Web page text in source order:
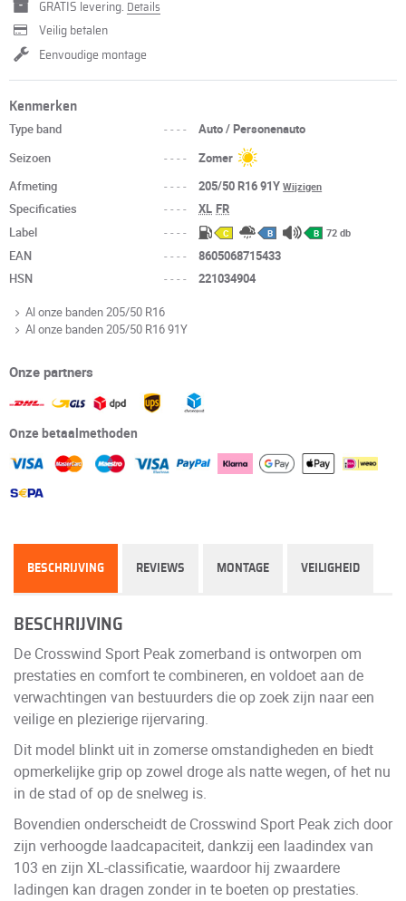
GRATIS levering. Details
Veilig betalen
Eenvoudige montage
Kenmerken
Type band ----
Auto / Personenauto
Seizoen
----
Zomer
Afmeting
---- 205/50 R16 91YWijzigen
Specificaties ---- XL FR
Label
---- C B B 72 db
EAN ----
8605068715433
HSN
---- 221034904
Al onze banden 205/50 R16
Al onze banden 205/50 R16 91Y
Onze partners
Onze betaalmethoden
BESCHRIJVING REVIEWS MONTAGE VEILIGHEID
BESCHRIJVING
De Crosswind Sport Peak zomerband is ontworpen om
prestaties en comfort te combineren, en voldoet aan de
verwachtingen van bestuurders die op zoek zijn naar een
veilige en plezierige rijervaring.
Dit model blinkt uit in zomerse omstandigheden en biedt
opmerkelijke grip op zowel droge als natte wegen, of het nu
in de stad of op de snelweg is.
Bovendien onderscheidt de Crosswind Sport Peak zich door
zijn verhoogde laadcapaciteit, dankzij een laadindex van
103 en zijn XL-classificatie, waardoor hij zwaardere
ladingen kan dragen zonder in te boeten op prestaties.